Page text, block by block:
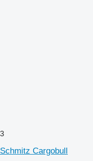
3
Schmitz Cargobull